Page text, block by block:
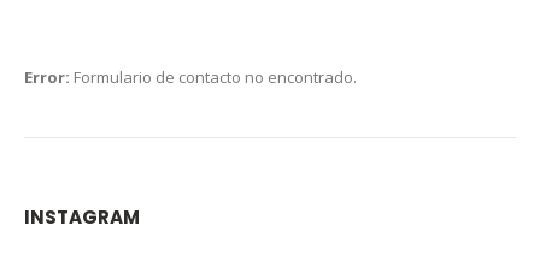
Error: Formulario de contacto no encontrado.
INSTAGRAM